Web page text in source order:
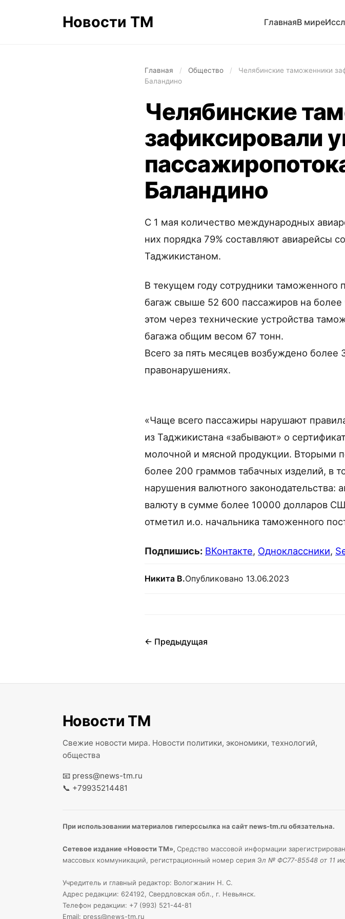
Новости ТМ ГлавнаяВ мире
Главная / Общество /
Челябинские таможенники
Баландино
Челябинские
зафиксировали
Баландино
С 1 мая количество международных
них порядка 79% составляют авиарейсы
Таджикистаном.
В текущем году сотрудники таможенного
багаж свыше 52 600 пассажиров на
этом через технические устройства
багажа общим весом 67 тонн.
Всего за пять месяцев возбуждено
правонарушениях.
«Чаще всего пассажиры нарушают
из Таджикистана «забывают» о
молочной и мясной продукции. Вторыми
более 200 граммов табачных изделий, в
нарушения валютного
валюту в сумме более 10000 долларов
отметил и.о. начальника таможенного
Подпишись: ВКонтакте, Одноклассники,
Никита В.Опубликовано 13.06.2023
← Предыдущая
Новости ТМ
Свежие новости мира. Новости политики, экономики, технологий,
общества
📧 press@news-tm.ru
📞 +79935214481
При использовании материалов гиперссылка на сайт news-tm.ru обязательна.
Сетевое издание «Новости ТМ», Средство массовой информации
массовых коммуникаций, регистрационный номер серия Эл № ФС77-85548 от 11
Учредитель и главный редактор: Вологжанин Н. С.
Адрес редакции: 624192, Свердловская обл., г. Невьянск.
Телефон редакции: +7 (993) 521-44-81
Email: press@news-tm.ru